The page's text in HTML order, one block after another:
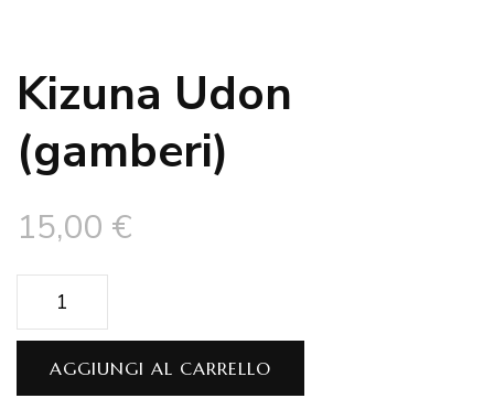
Kizuna Udon
(gamberi)
15,00 €
Kizuna
Udon
AGGIUNGI AL CARRELLO